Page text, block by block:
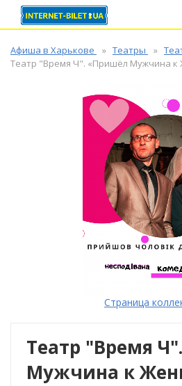
Афиша в Харькове Театры
Театр "Время Ч". «Пришёл Мужчина
Страница
Театр "Время
Мужчина к